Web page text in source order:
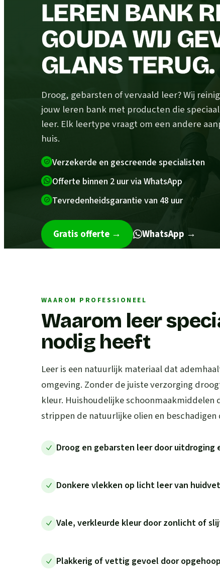
LEREN BANK
GOUDA WIJ
GLANS TERUG.
Droog, gebarsten of vervaald leer? Wij
jouw leren bank met producten die
leer. Elk leertype vraagt om een andere
huis.
Verzekerde en gescreende specialisten
Offerte binnen 2 uur via WhatsApp
Tevredenheidsgarantie van 48 uur
Gratis offerte → WhatsApp →
WAAROM PROFESSIONEEL
Waarom leer
nodig heeft
Leer is een natuurlijk materiaal dat
omgeving. Zonder de juiste verzorging
kleur. Huishoudelijke schoonmaakmiddelen
strippen de natuurlijke olien en beschadigen
Droog en gebarsten leer door uitdroging
Donkere vlekken op licht leer van
Vale, verkleurde kleur door zonlicht of
Plakkerig of vettig gevoel door